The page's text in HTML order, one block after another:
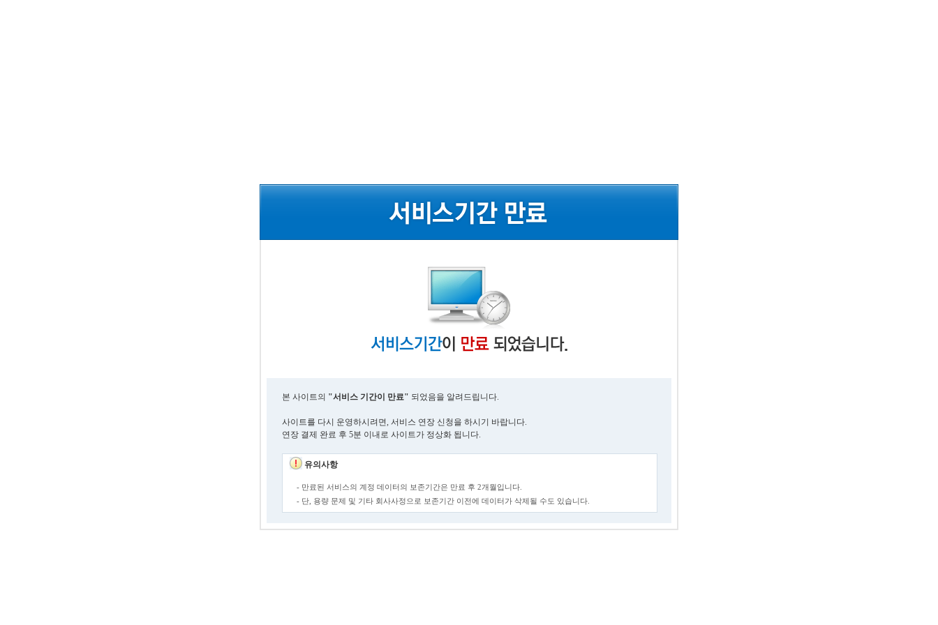
본 사이트의 "서비스 기간이 만료" 되었음을 알려드립니다.
사이트를 다시 운영하시려면, 서비스 연장 신청을 하시기 바랍니다.
연장 결제 완료 후 5분 이내로 사이트가 정상화 됩니다.
유의사항
- 만료된 서비스의 계정 데이터의 보존기간은 만료 후 2개월입니다.
- 단, 용량 문제 및 기타 회사사정으로 보존기간 이전에 데이터가 삭제될 수도 있습니다.